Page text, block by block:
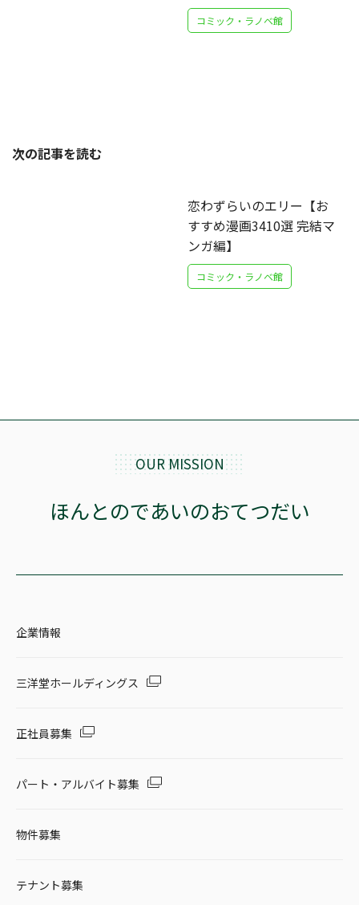
コミック・ラノベ館
次の記事を読む
恋わずらいのエリー【お
すすめ漫画3410選 完結マ
ンガ編】
コミック・ラノベ館
OUR MISSION
ほんとのであいのおてつだい
企業情報
三洋堂ホールディングス
正社員募集
パート・アルバイト募集
物件募集
テナント募集